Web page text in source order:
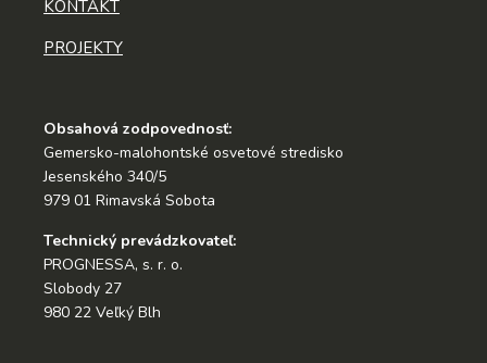
KONTAKT
PROJEKTY
Obsahová zodpovednosť:
Gemersko-malohontské osvetové stredisko
Jesenského 340/5
979 01 Rimavská Sobota
Technický prevádzkovateľ:
PROGNESSA, s. r. o.
Slobody 27
980 22 Veľký Blh